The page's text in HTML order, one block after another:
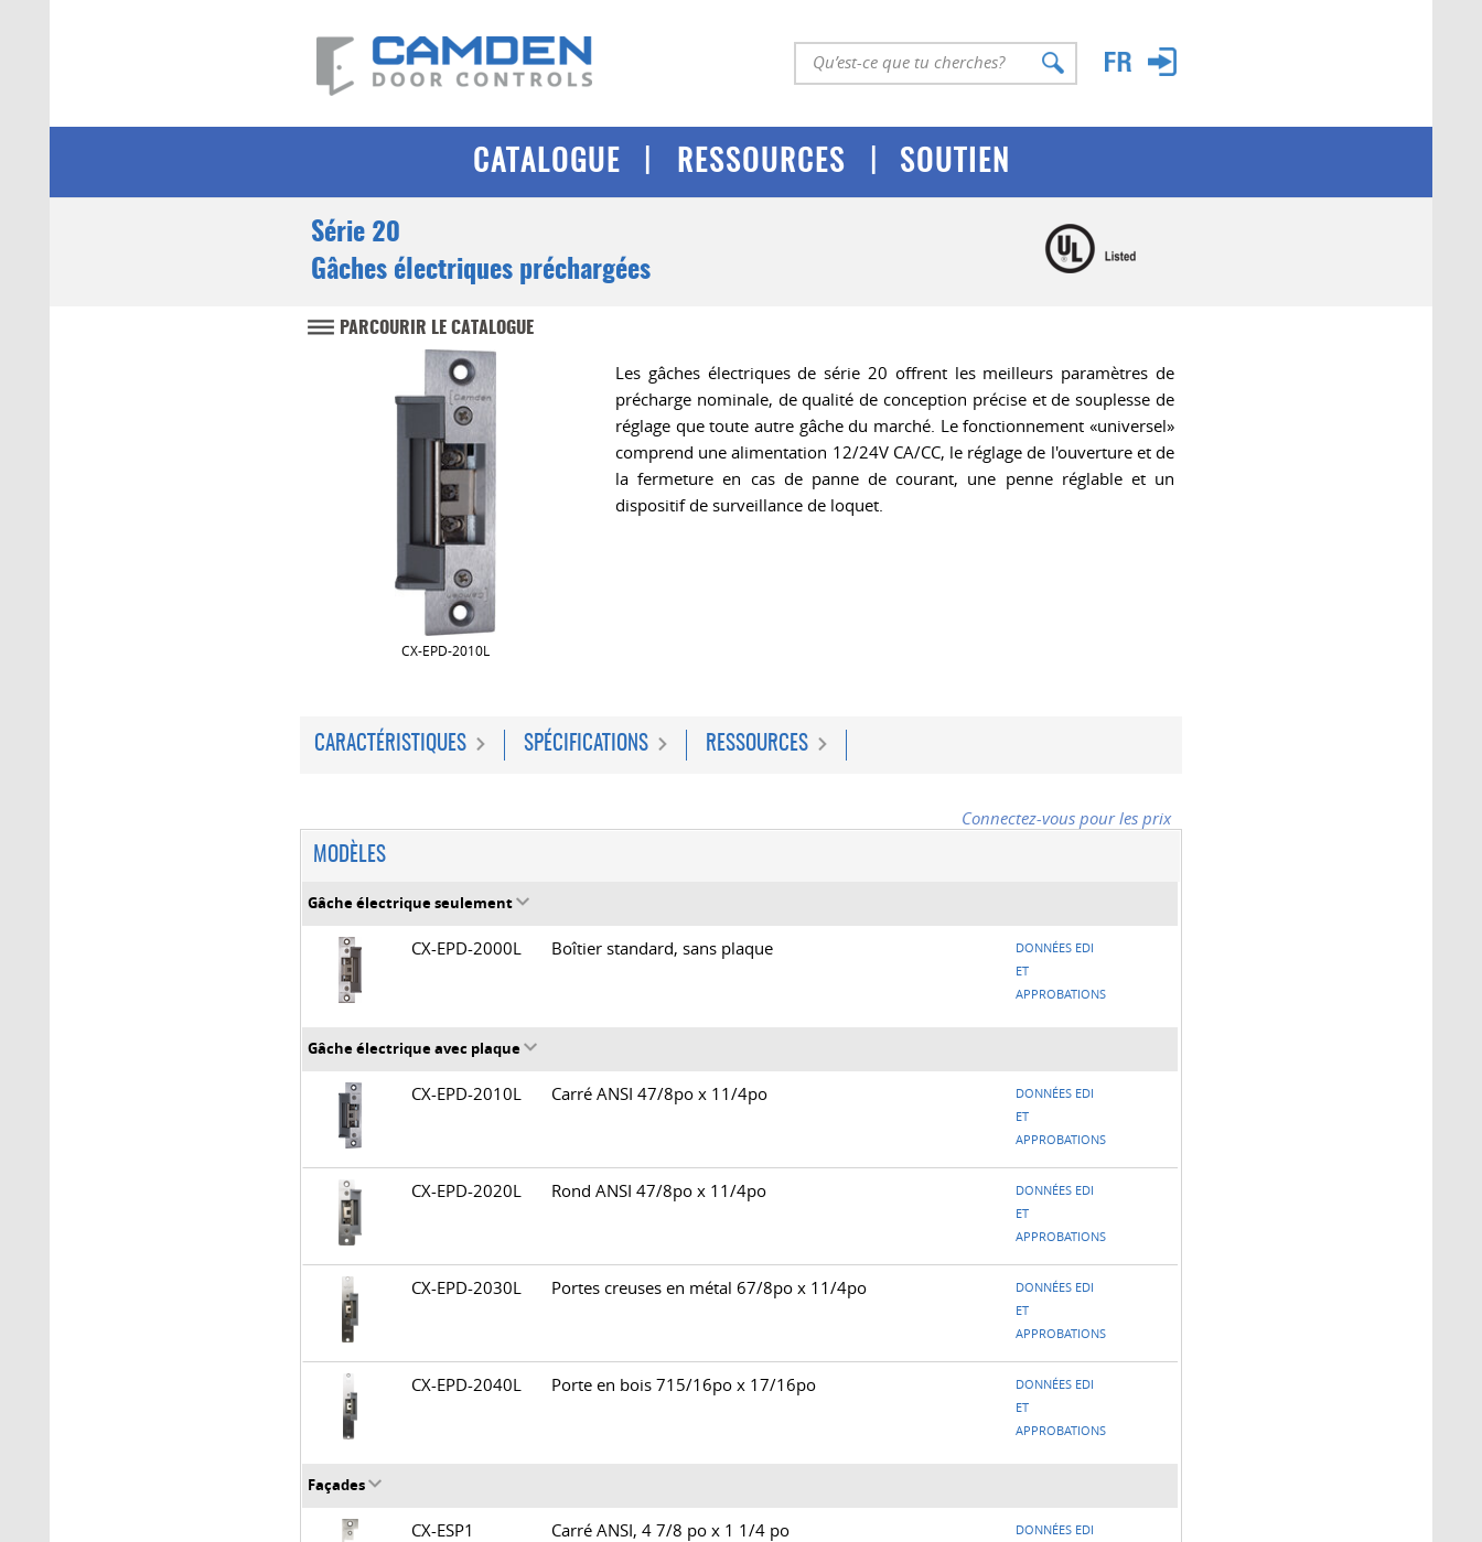
CATALOGUE RESSOURCES SOUTIEN
Série 20
Gâches électriques préchargées
PARCOURIR LE CATALOGUE
CX-EPD-2010L
Les gâches électriques de série 20 offrent les meilleurs paramètres de
précharge nominale, de qualité de conception précise et de souplesse de
réglage que toute autre gâche du marché. Le fonctionnement «universel»
comprend une alimentation 12/24V CA/CC, le réglage de l'ouverture et de
la fermeture en cas de panne de courant, une penne réglable et un
dispositif de surveillance de loquet.
CARACTÉRISTIQUES SPÉCIFICATIONS RESSOURCES
Connectez-vous pour les prix
MODÈLES
Gâche électrique seulement
CX-EPD-2000L Boîtier standard, sans plaque
DONNÉES EDI
ET
APPROBATIONS
Gâche électrique avec plaque
CX-EPD-2010L Carré ANSI 47/8po x 11/4po
DONNÉES EDI
ET
APPROBATIONS
CX-EPD-2020L Rond ANSI 47/8po x 11/4po
DONNÉES EDI
ET
APPROBATIONS
CX-EPD-2030L Portes creuses en métal 67/8po x 11/4po
DONNÉES EDI
ET
APPROBATIONS
CX-EPD-2040L Porte en bois 715/16po x 17/16po
DONNÉES EDI
ET
APPROBATIONS
Façades
CX-ESP1 Carré ANSI, 4 7/8 po x 1 1/4 po
DONNÉES EDI